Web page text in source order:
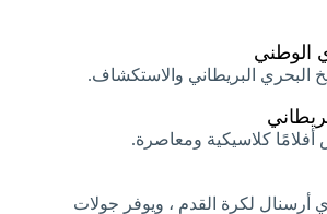
الوطني
البريطاني والاستكشاف.
كلاسيكية ومعاصرة.
أرسنال لكرة القدم ، ويوفر جولات